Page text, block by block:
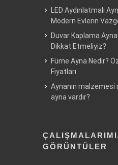
LED Aydınlatmalı
Modern Evlerin
Duvar Kaplama
Dikkat Etmeliyiz?
Füme Ayna Nedir?
Fiyatları
Aynanın malzemesi
ayna vardır?
GÖRÜNTÜLER